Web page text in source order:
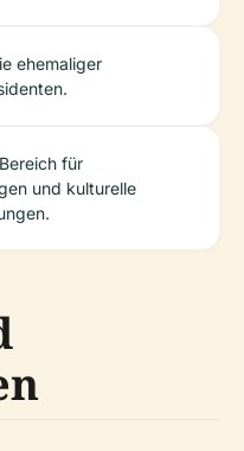
ehemaliger
für
und kulturelle